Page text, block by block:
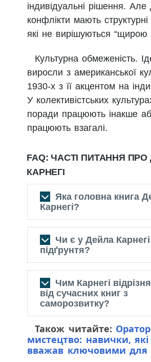
індивідуальні рішення. Але
конфлікти мають
які не вирішуються “щирою
Культурна обмеженість.
виросли з американської
1930-х з її акцентом на
У колективістських
поради працюють інакше
працюють взагалі.
FAQ: ЧАСТІ ПИТАННЯ
КАРНЕГІ
Яка головна книга
Карнегі?
“Як здобувати друзів і
впливати на людей”
Win Friends and
People, 1936) —
понад 30 млн
“Як перестати
почати жити” (How to
Worrying and Start
Чи є у Дейла
підґрунтя?
Карнегі — практик, не
академічний учений.
базуються на
не на контрольованих
дослідженнях
Чим Карнегі
від сучасних книг з
саморозвитку?
Карнегі
стосунках з іншими —
Також читайте:
мистецтво: навички, які
вважав ключовими для